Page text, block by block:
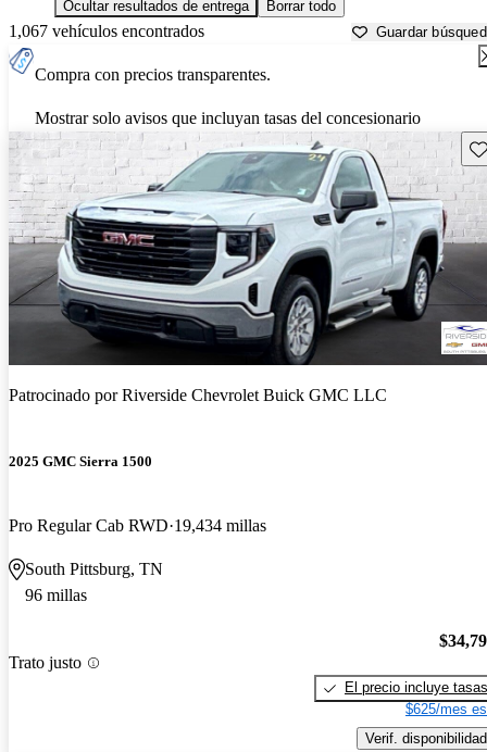
Ocultar resultados de entrega
Borrar todo
1,067 vehículos encontrados Guardar
Compra con precios transparentes.
Mostrar solo avisos que incluyan tasas del concesionario
Patrocinado porRiverside Chevrolet Buick GMC LLC
2025 GMC Sierra 1500
Pro Regular Cab RWD 19,434 millas
South Pittsburg, TN
96 millas
Trato justo
El precio incluye tasas
$625/mes
Verif. disponibilidad